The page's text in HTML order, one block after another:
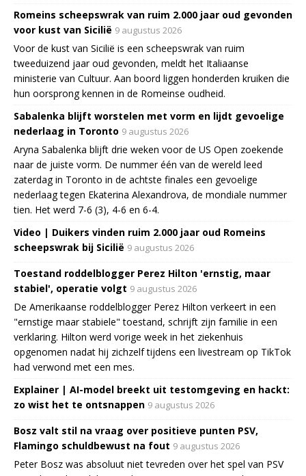
Romeins scheepswrak van ruim 2.000 jaar oud gevonden
voor kust van Sicilië 9 augustus 2026
Voor de kust van Sicilië is een scheepswrak van ruim
tweeduizend jaar oud gevonden, meldt het Italiaanse
ministerie van Cultuur. Aan boord liggen honderden kruiken die
hun oorsprong kennen in de Romeinse oudheid.
Sabalenka blijft worstelen met vorm en lijdt gevoelige
nederlaag in Toronto 9 augustus 2026
Aryna Sabalenka blijft drie weken voor de US Open zoekende
naar de juiste vorm. De nummer één van de wereld leed
zaterdag in Toronto in de achtste finales een gevoelige
nederlaag tegen Ekaterina Alexandrova, de mondiale nummer
tien. Het werd 7-6 (3), 4-6 en 6-4.
Video | Duikers vinden ruim 2.000 jaar oud Romeins
scheepswrak bij Sicilië 9 augustus 2026
Toestand roddelblogger Perez Hilton 'ernstig, maar
stabiel', operatie volgt 9 augustus 2026
De Amerikaanse roddelblogger Perez Hilton verkeert in een
"ernstige maar stabiele" toestand, schrijft zijn familie in een
verklaring. Hilton werd vorige week in het ziekenhuis
opgenomen nadat hij zichzelf tijdens een livestream op TikTok
had verwond met een mes.
Explainer | AI-model breekt uit testomgeving en hackt:
zo wist het te ontsnappen 9 augustus 2026
Bosz valt stil na vraag over positieve punten PSV,
Flamingo schuldbewust na fout 9 augustus 2026
Peter Bosz was absoluut niet tevreden over het spel van PSV